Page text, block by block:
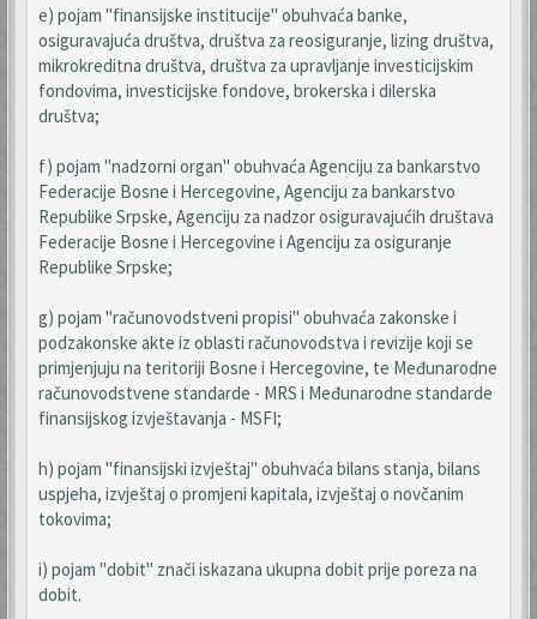
e) pojam "finansijske institucije" obuhvaća banke,
osiguravajuća društva, društva za reosiguranje, lizing društva,
mikrokreditna društva, društva za upravljanje investicijskim
fondovima, investicijske fondove, brokerska i dilerska
društva;
f) pojam "nadzorni organ" obuhvaća Agenciju za bankarstvo
Federacije Bosne i Hercegovine, Agenciju za bankarstvo
Republike Srpske, Agenciju za nadzor osiguravajućih društava
Federacije Bosne i Hercegovine i Agenciju za osiguranje
Republike Srpske;
g) pojam "računovodstveni propisi" obuhvaća zakonske i
podzakonske akte iz oblasti računovodstva i revizije koji se
primjenjuju na teritoriji Bosne i Hercegovine, te Međunarodne
računovodstvene standarde - MRS i Međunarodne standarde
finansijskog izvještavanja - MSFI;
h) pojam "finansijski izvještaj" obuhvaća bilans stanja, bilans
uspjeha, izvještaj o promjeni kapitala, izvještaj o novčanim
tokovima;
i) pojam "dobit" znači iskazana ukupna dobit prije poreza na
dobit.